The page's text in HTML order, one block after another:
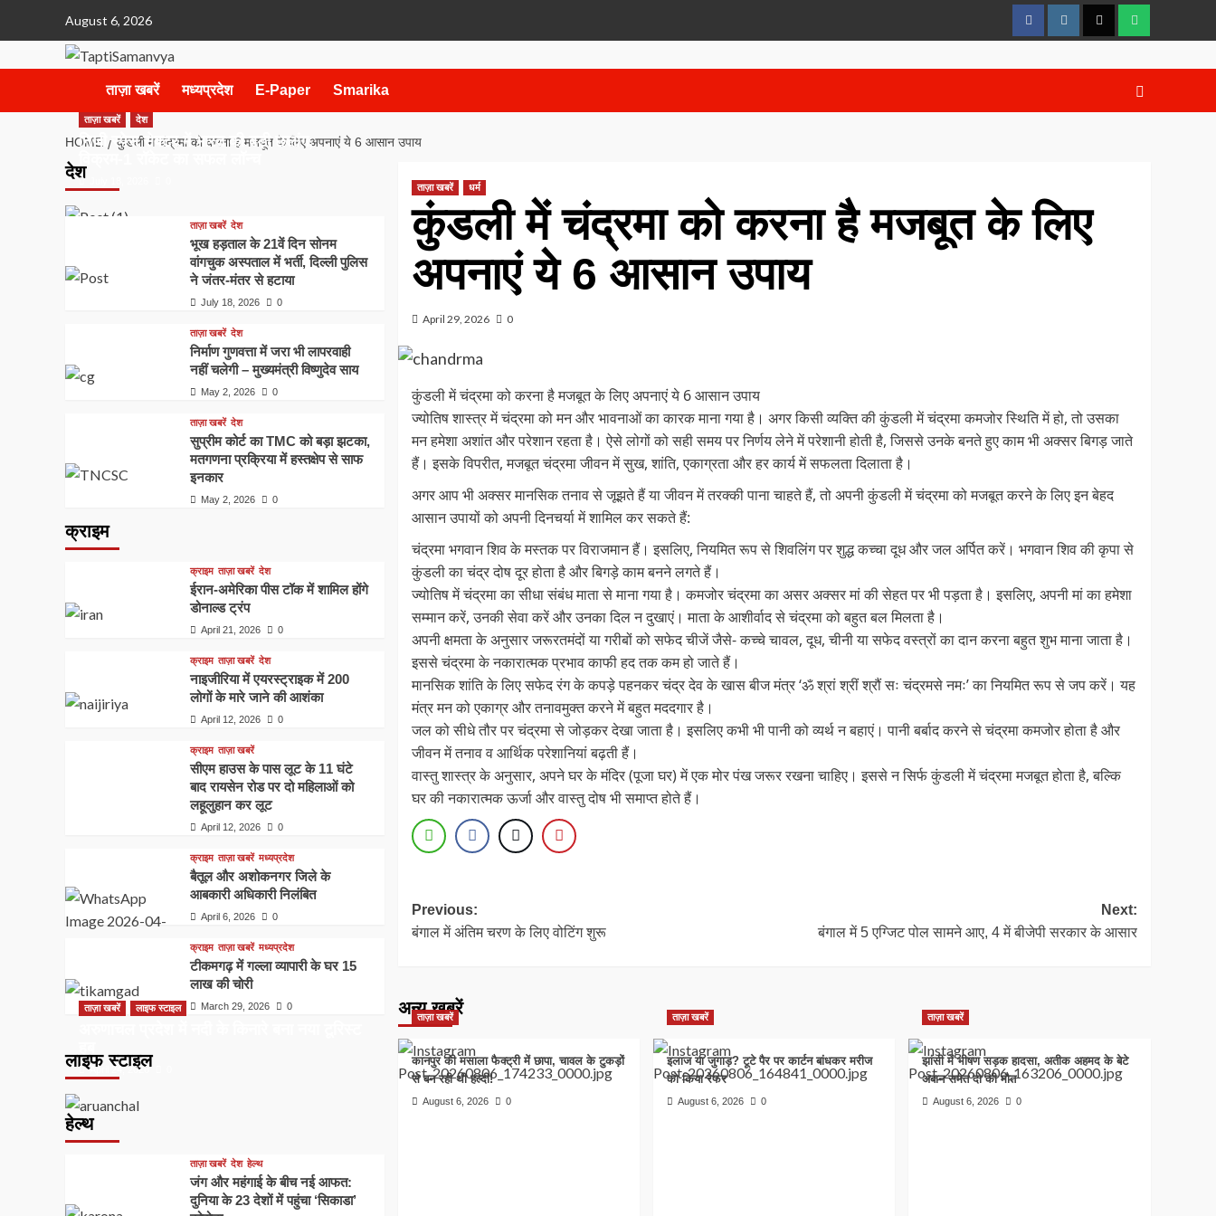
August 6, 2026
FaceBookInstagramTwitterwhatsaap
ताज़ा खबरें मध्यप्रदेश E-Paper Smarika
HOME कुंडली में चंद्रमा को करना है मजबूत के लिए अपनाएं ये 6 आसान उपाय
ताज़ा खबरें धर्म
कुंडली में चंद्रमा को करना है मजबूत के लिए
अपनाएं ये 6 आसान उपाय
April 29, 2026 0
कुंडली में चंद्रमा को करना है मजबूत के लिए अपनाएं ये 6 आसान उपाय
ज्योतिष शास्त्र में चंद्रमा को मन और भावनाओं का कारक माना गया है। अगर किसी व्यक्ति की कुंडली में चंद्रमा कमजोर स्थिति में हो, तो उसका
मन हमेशा अशांत और परेशान रहता है। ऐसे लोगों को सही समय पर निर्णय लेने में परेशानी होती है, जिससे उनके बनते हुए काम भी अक्सर बिगड़ जाते
हैं। इसके विपरीत, मजबूत चंद्रमा जीवन में सुख, शांति, एकाग्रता और हर कार्य में सफलता दिलाता है।
अगर आप भी अक्सर मानसिक तनाव से जूझते हैं या जीवन में तरक्की पाना चाहते हैं, तो अपनी कुंडली में चंद्रमा को मजबूत करने के लिए इन बेहद
आसान उपायों को अपनी दिनचर्या में शामिल कर सकते हैं:
चंद्रमा भगवान शिव के मस्तक पर विराजमान हैं। इसलिए, नियमित रूप से शिवलिंग पर शुद्ध कच्चा दूध और जल अर्पित करें। भगवान शिव की कृपा से
कुंडली का चंद्र दोष दूर होता है और बिगड़े काम बनने लगते हैं।
ज्योतिष में चंद्रमा का सीधा संबंध माता से माना गया है। कमजोर चंद्रमा का असर अक्सर मां की सेहत पर भी पड़ता है। इसलिए, अपनी मां का हमेशा
सम्मान करें, उनकी सेवा करें और उनका दिल न दुखाएं। माता के आशीर्वाद से चंद्रमा को बहुत बल मिलता है।
अपनी क्षमता के अनुसार जरूरतमंदों या गरीबों को सफेद चीजें जैसे- कच्चे चावल, दूध, चीनी या सफेद वस्त्रों का दान करना बहुत शुभ माना जाता है।
इससे चंद्रमा के नकारात्मक प्रभाव काफी हद तक कम हो जाते हैं।
मानसिक शांति के लिए सफेद रंग के कपड़े पहनकर चंद्र देव के खास बीज मंत्र ‘ॐ श्रां श्रीं श्रौं सः चंद्रमसे नमः’ का नियमित रूप से जप करें। यह
मंत्र मन को एकाग्र और तनावमुक्त करने में बहुत मददगार है।
जल को सीधे तौर पर चंद्रमा से जोड़कर देखा जाता है। इसलिए कभी भी पानी को व्यर्थ न बहाएं। पानी बर्बाद करने से चंद्रमा कमजोर होता है और
जीवन में तनाव व आर्थिक परेशानियां बढ़ती हैं।
वास्तु शास्त्र के अनुसार, अपने घर के मंदिर (पूजा घर) में एक मोर पंख जरूर रखना चाहिए। इससे न सिर्फ कुंडली में चंद्रमा मजबूत होता है, बल्कि
घर की नकारात्मक ऊर्जा और वास्तु दोष भी समाप्त होते हैं।
Post
navigation
Previous:
बंगाल में अंतिम चरण के लिए वोटिंग शुरू
Next:
बंगाल में 5 एग्जिट पोल सामने आए, 4 में बीजेपी सरकार के आसार
अन्य खबरें
ताज़ा खबरें
कानपुर की मसाला फैक्ट्री में छापा, चावल के टुकड़ों
से बन रही थी हल्दी!
August 6, 2026 0
ताज़ा खबरें
इलाज या जुगाड़? टूटे पैर पर कार्टन बांधकर मरीज
को किया रेफर
August 6, 2026 0
ताज़ा खबरें
झांसी में भीषण सड़क हादसा, अतीक अहमद के बेटे
अबान समेत दो की मौत
August 6, 2026 0
देश
ताज़ा खबरें देश
निजी स्पेस सेक्टर में भारत की बड़ी छलांग,
ताज़ा खबरें देश
भूख हड़ताल के 21वें दिन सोनम
वांगचुक अस्पताल में भर्ती, दिल्ली पुलिस
ने जंतर-मंतर से हटाया
July 18, 2026 0
ताज़ा खबरें देश
निर्माण गुणवत्ता में जरा भी लापरवाही
नहीं चलेगी – मुख्यमंत्री विष्णुदेव साय
May 2, 2026 0
ताज़ा खबरें देश
सुप्रीम कोर्ट का TMC को बड़ा झटका,
मतगणना प्रक्रिया में हस्तक्षेप से साफ
इनकार
May 2, 2026 0
क्राइम
क्राइम ताज़ा खबरें देश
ईरान-अमेरिका पीस टॉक में शामिल होंगे
डोनाल्ड ट्रंप
April 21, 2026 0
क्राइम ताज़ा खबरें देश
नाइजीरिया में एयरस्ट्राइक में 200
लोगों के मारे जाने की आशंका
April 12, 2026 0
क्राइम ताज़ा खबरें
सीएम हाउस के पास लूट के 11 घंटे
बाद रायसेन रोड पर दो महिलाओं को
लहूलुहान कर लूट
April 12, 2026 0
क्राइम ताज़ा खबरें मध्यप्रदेश
बैतूल और अशोकनगर जिले के
आबकारी अधिकारी निलंबित
April 6, 2026 0
क्राइम ताज़ा खबरें मध्यप्रदेश
टीकमगढ़ में गल्ला व्यापारी के घर 15
लाख की चोरी
March 29, 2026 0
लाइफ स्टाइल
ताज़ा खबरें लाइफ स्टाइल
April 24, 2026
हेल्थ
ताज़ा खबरें देश हेल्थ
जंग और महंगाई के बीच नई आफत:
दुनिया के 23 देशों में पहुंचा ‘सिकाडा’